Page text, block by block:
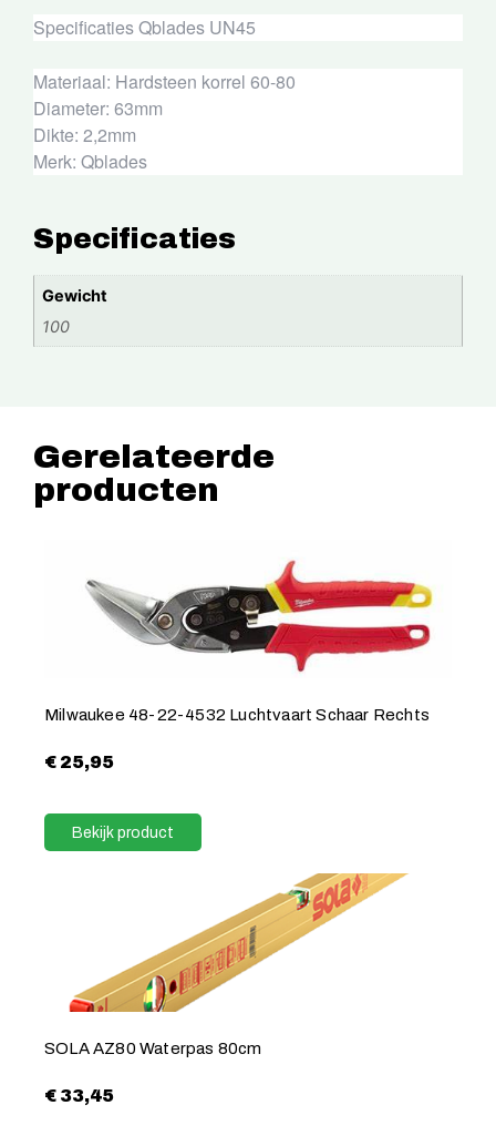
Specificaties Qblades UN45
Materiaal: Hardsteen korrel 60-80
Diameter: 63mm
Dikte: 2,2mm
Merk: Qblades
Specificaties
Gewicht
100
Gerelateerde
producten
Milwaukee 48-22-4532 Luchtvaart Schaar Rechts
€25,95
Bekijk product
SOLA AZ80 Waterpas 80cm
€33,45